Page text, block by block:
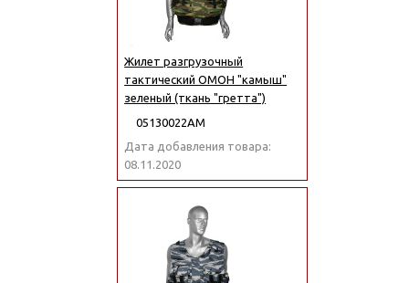
Жилет разгрузочный
тактический ОМОН "камыш"
зеленый (ткань "гретта")
05130022АМ
Дата добавления товара:
08.11.2020